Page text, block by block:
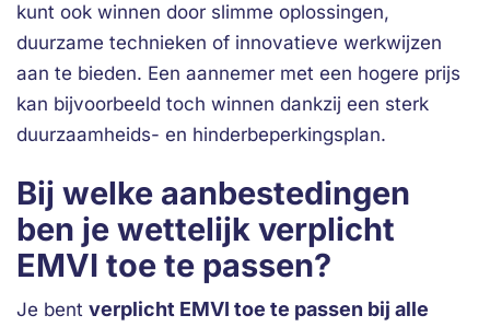
kunt ook winnen door slimme oplossingen,
duurzame technieken of innovatieve werkwijzen
aan te bieden. Een aannemer met een hogere prijs
kan bijvoorbeeld toch winnen dankzij een sterk
duurzaamheids- en hinderbeperkingsplan.
Bij welke aanbestedingen
ben je wettelijk verplicht
EMVI toe te passen?
Je bent verplicht EMVI toe te passen bij alle